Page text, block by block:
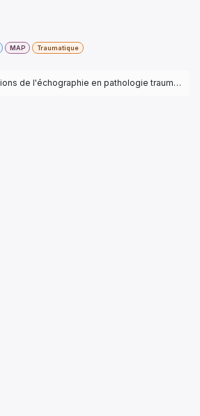
MAP Traumatique
Les bonnes indications de l'échographie en pathologie traumatique